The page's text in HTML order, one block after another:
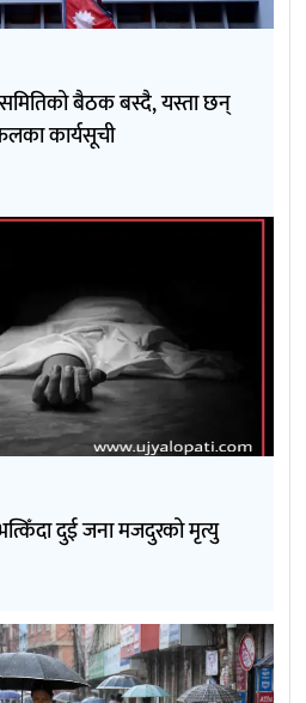
बैठक बस्दै, यस्ता छन्
कार्यसूची
भत्किँदा दुई जना मजदुरको मृत्यु